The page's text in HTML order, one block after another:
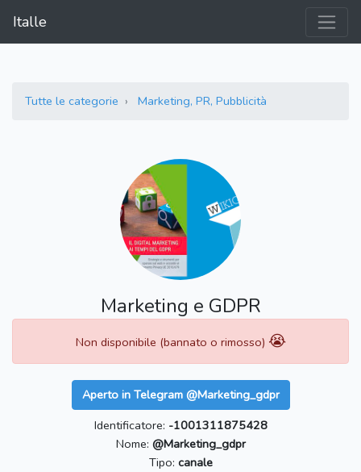
Italle
Tutte le categorie Marketing, PR, Pubblicità
Marketing e GDPR
Non disponibile (bannato o rimosso) 😭
Aperto in Telegram @Marketing_gdpr
Identificatore: -1001311875428
Nome: @Marketing_gdpr
Tipo: canale